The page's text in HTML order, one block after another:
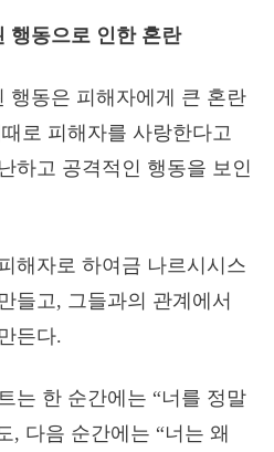
행동으로 인한 혼란
행동은 피해자에게 큰 혼란
로 피해자를 사랑한다고
하고 공격적인 행동을 보인
해자로 하여금 나르시시스
들고, 그들과의 관계에서
든다.
는 한 순간에는 “너를 정말
, 다음 순간에는 “너는 왜